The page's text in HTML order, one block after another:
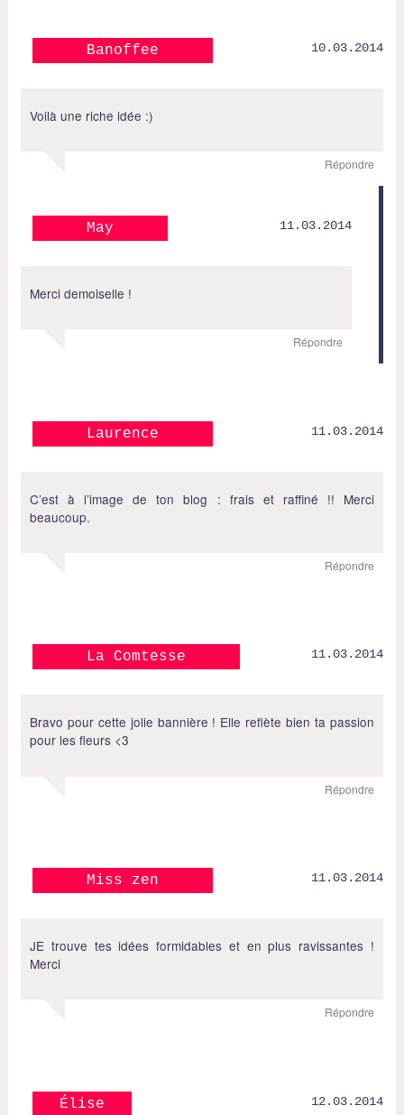
Banoffee 10.03.2014
Voilà une riche idée :)
Répondre
May 11.03.2014
Merci demoiselle !
Répondre
Laurence 11.03.2014
C’est à l’image de ton blog : frais et raffiné !! Merci
beaucoup.
Répondre
La Comtesse 11.03.2014
Bravo pour cette jolie bannière ! Elle reflète bien ta passion
pour les fleurs <3
Répondre
Miss zen 11.03.2014
JE trouve tes idées formidables et en plus ravissantes !
Merci
Répondre
Élise 12.03.2014